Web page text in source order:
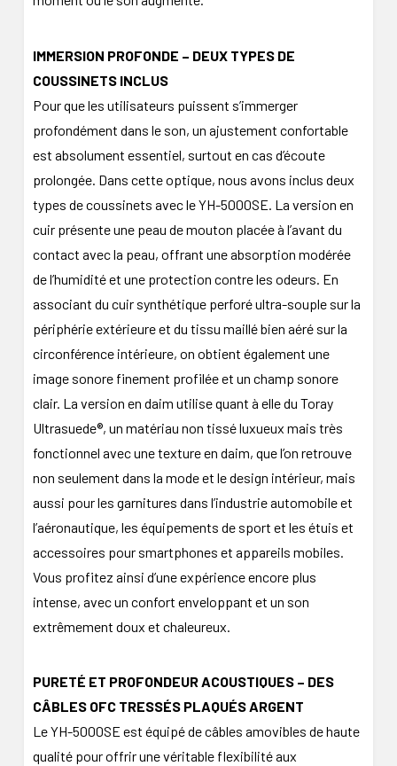
IMMERSION PROFONDE – DEUX TYPES DE
COUSSINETS INCLUS
Pour que les utilisateurs puissent s’immerger
profondément dans le son, un ajustement confortable
est absolument essentiel, surtout en cas d’écoute
prolongée. Dans cette optique, nous avons inclus deux
types de coussinets avec le YH-5000SE. La version en
cuir présente une peau de mouton placée à l’avant du
contact avec la peau, offrant une absorption modérée
de l’humidité et une protection contre les odeurs. En
associant du cuir synthétique perforé ultra-souple sur la
périphérie extérieure et du tissu maillé bien aéré sur la
circonférence intérieure, on obtient également une
image sonore finement profilée et un champ sonore
clair. La version en daim utilise quant à elle du Toray
Ultrasuede®, un matériau non tissé luxueux mais très
fonctionnel avec une texture en daim, que l’on retrouve
non seulement dans la mode et le design intérieur, mais
aussi pour les garnitures dans l’industrie automobile et
l’aéronautique, les équipements de sport et les étuis et
accessoires pour smartphones et appareils mobiles.
Vous profitez ainsi d’une expérience encore plus
intense, avec un confort enveloppant et un son
extrêmement doux et chaleureux.
PURETÉ ET PROFONDEUR ACOUSTIQUES – DES
CÂBLES OFC TRESSÉS PLAQUÉS ARGENT
Le YH-5000SE est équipé de câbles amovibles de haute
qualité pour offrir une véritable flexibilité aux